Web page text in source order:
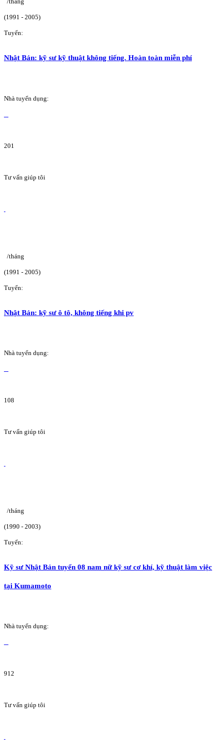
(1991 - 2005)
Tuyển:
Nhật Bản: kỹ sư kỹ thuật không tiếng. Hoàn toàn miễn phí
Nhà tuyển dụng:
201
Tư vấn giúp tôi
/tháng
(1991 - 2005)
Tuyển:
Nhật Bản: kỹ sư ô tô, không tiếng khi pv
Nhà tuyển dụng:
108
Tư vấn giúp tôi
/tháng
(1990 - 2003)
Tuyển:
Kỹ sư Nhật Bản tuyển 08 nam nữ kỹ sư cơ khí, kỹ thuật làm việc
tại Kumamoto
Nhà tuyển dụng:
912
Tư vấn giúp tôi